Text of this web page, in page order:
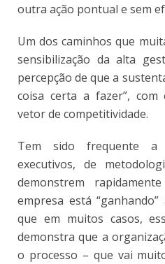
outra ação pontual e sem
Um dos caminhos que
sensibilização da alta
percepção de que a
coisa certa a fazer”,
vetor de competitividade.
Tem sido frequente a
executivos, de
demonstrem
empresa está
que em muitos casos,
demonstra que a
o processo – que vai